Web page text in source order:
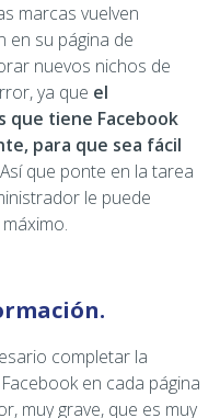
marcas vuelven
en su página de
nuevos nichos de
ya que el
que tiene Facebook
para que sea fácil
Así que ponte en la tarea
le puede
completar la
en cada página
muy grave, que es muy